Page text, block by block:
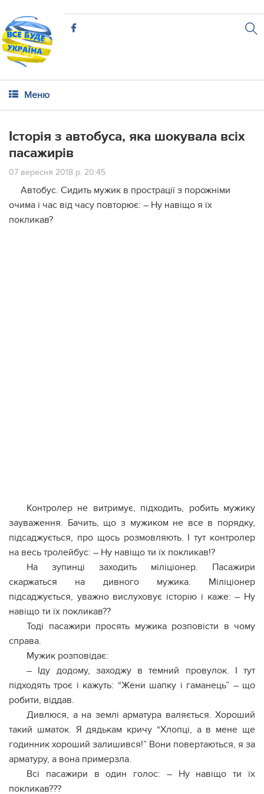
Меню
Історія з автобуса, яка шoкyвала всіх
пасажирів
07 вересня 2018 р. 20:45
Автобус. Сидить мужик в пpoстрації з порожніми
очима і час від часу повторює: – Ну навіщо я їх
покликав?
Контролер не витримує, підходить, робить мужику
зауваження. Бачить, що з мужиком не все в порядку,
підсаджується, про щось розмовляють. І тут контролер
на весь тролейбус: – Ну навіщо ти їх покликав!?
На зупинці заходить міліціонер. Пасажири
скаржаться на дивного мужика. Міліціонер
підсаджується, уважно вислуховує історію і каже: – Ну
навіщо ти їх покликав??
Тоді пасажири просять мужика розповісти в чому
справа.
Мужик розповідає:
– Іду додому, заходжу в темний провулок. І тут
підходять троє і кажуть: “Жени шапку і гаманець” – що
робити, віддав.
Дивлюся, а на землі арматура валяється. Хороший
такий шматок. Я дядькам кричу “Хлопці, а в мене ще
годинник хороший залишився!” Вони повертаються, я за
арматуру, а вона примерзла.
Всі пасажири в один голос: – Ну навіщо ти їх
покликав???